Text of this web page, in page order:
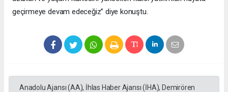
geçirmeye devam edeceğiz” diye konuştu.
Anadolu Ajansı (AA), İhlas Haber Ajansı (İHA), Demirören